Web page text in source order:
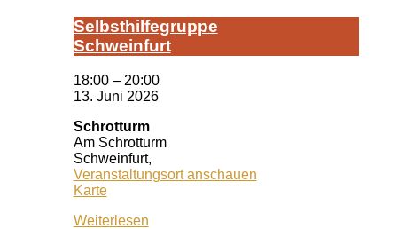
Selbst­hil­fe­grup­pe
Schwein­furt
18:00 – 20:00
13. Juni 2026
Schrotturm
Am Schrotturm
Schweinfurt,
Veranstaltungsort anschauen
KarteSchrotturm
Weiterlesen